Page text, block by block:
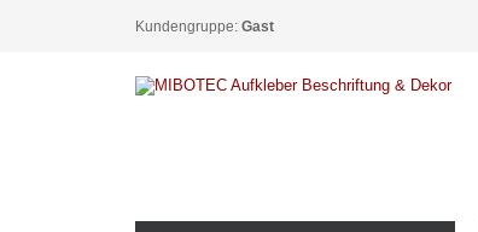
Kundengruppe: Gast